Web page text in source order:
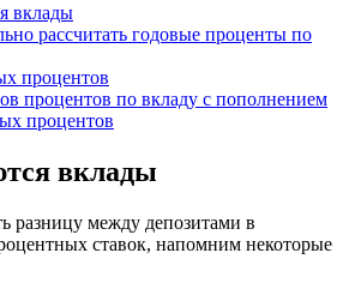
вклады
рассчитать годовые проценты по
процентов
процентов по вкладу с пополнением
процентов
вклады
разницу между депозитами в
ставок, напомним некоторые